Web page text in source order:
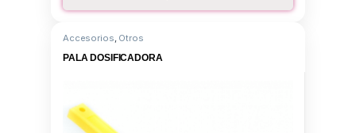
Accesorios Otros
PALA DOSIFICADORA